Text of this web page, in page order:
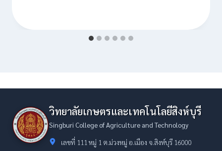
วิทยาลัยเกษตรและเทคโนโลยีสิงห์บุรี
Singburi College of Agriculture and Technology
เลขที่ 111 หมู่ 1 ต.ม่วงหมู่ อ.เมือง จ.สิงห์บุรี 16000